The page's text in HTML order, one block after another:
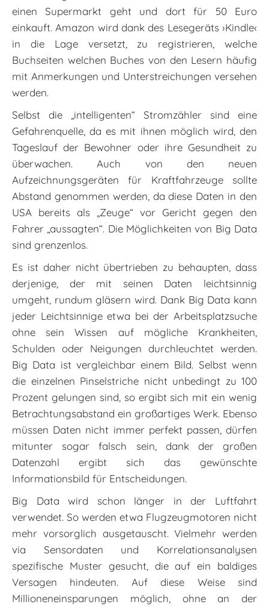
einen Supermarkt geht und dort für 50 Euro
einkauft. Amazon wird dank des Lesegeräts ›Kindle‹
in die Lage versetzt, zu registrieren, welche
Buchseiten welchen Buches von den Lesern häufig
mit Anmerkungen und Unterstreichungen versehen
werden.
Selbst die „intelligenten“ Stromzähler sind eine
Gefahrenquelle, da es mit ihnen möglich wird, den
Tageslauf der Bewohner oder ihre Gesundheit zu
überwachen. Auch von den neuen
Aufzeichnungsgeräten für Kraftfahrzeuge sollte
Abstand genommen werden, da diese Daten in den
USA bereits als „Zeuge“ vor Gericht gegen den
Fahrer „aussagten“. Die Möglichkeiten von Big Data
sind grenzenlos.
Es ist daher nicht übertrieben zu behaupten, dass
derjenige, der mit seinen Daten leichtsinnig
umgeht, rundum gläsern wird. Dank Big Data kann
jeder Leichtsinnige etwa bei der Arbeitsplatzsuche
ohne sein Wissen auf mögliche Krankheiten,
Schulden oder Neigungen durchleuchtet werden.
Big Data ist vergleichbar einem Bild. Selbst wenn
die einzelnen Pinselstriche nicht unbedingt zu 100
Prozent gelungen sind, so ergibt sich mit ein wenig
Betrachtungsabstand ein großartiges Werk. Ebenso
müssen Daten nicht immer perfekt passen, dürfen
mitunter sogar falsch sein, dank der großen
Datenzahl ergibt sich das gewünschte
Informationsbild für Entscheidungen.
Big Data wird schon länger in der Luftfahrt
verwendet. So werden etwa Flugzeugmotoren nicht
mehr vorsorglich ausgetauscht. Vielmehr werden
via Sensordaten und Korrelationsanalysen
spezifische Muster gesucht, die auf ein baldiges
Versagen hindeuten. Auf diese Weise sind
Millioneneinsparungen möglich, ohne an der